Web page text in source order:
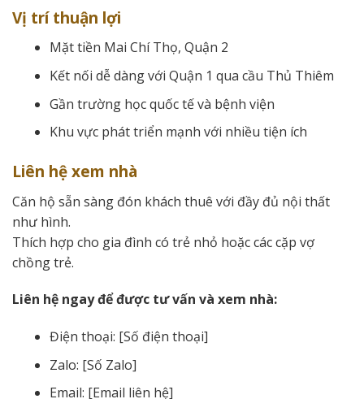
Vị trí thuận lợi
Mặt tiền Mai Chí Thọ, Quận 2
Kết nối dễ dàng với Quận 1 qua cầu Thủ Thiêm
Gần trường học quốc tế và bệnh viện
Khu vực phát triển mạnh với nhiều tiện ích
Liên hệ xem nhà
Căn hộ sẵn sàng đón khách thuê với đầy đủ nội thất
như hình.
Thích hợp cho gia đình có trẻ nhỏ hoặc các cặp vợ
chồng trẻ.
Liên hệ ngay để được tư vấn và xem nhà:
Điện thoại: [Số điện thoại]
Zalo: [Số Zalo]
Email: [Email liên hệ]